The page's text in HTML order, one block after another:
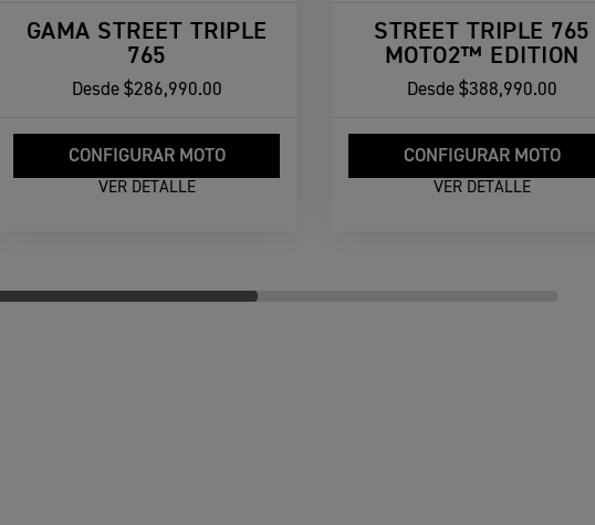
GAMA STREET TRIPLE
765
Desde $286,990.00
CONFIGURAR MOTO
VER DETALLE
STREET TRIPLE 765
MOTO2™ EDITION
Desde $388,990.00
CONFIGURAR MOTO
VER DETALLE